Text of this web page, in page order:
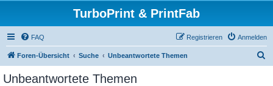
TurboPrint & PrintFab
FAQ Anmelden
Registrieren
Foren-Übersicht Suche Unbeantwortete Themen
Unbeantwortete Themen